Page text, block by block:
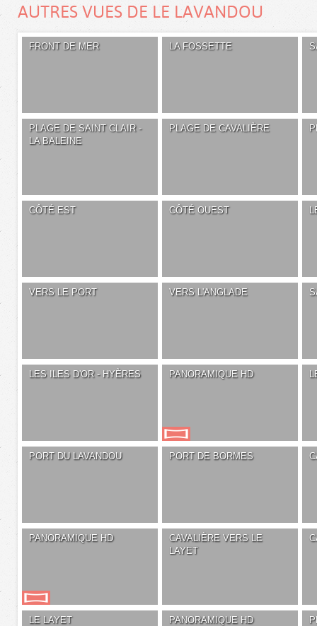
AUTRES VUES DE LE LAVANDOU
FRONT DE MER LA FOSSETTE
PLAGE DE SAINT CLAIR -
LA BALEINE
PLAGE DE CAVALIÈRE
CÔTÉ EST CÔTÉ OUEST
VERS LE PORT VERS L'ANGLADE
LES ILES D'OR - HYÈRES PANORAMIQUE HD
PORT DU LAVANDOU PORT DE BORMES
PANORAMIQUE HD
CAVALIÈRE VERS LE
LAYET
LE LAYET PANORAMIQUE HD